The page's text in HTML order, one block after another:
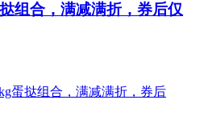
组合，满减满折，券后仅